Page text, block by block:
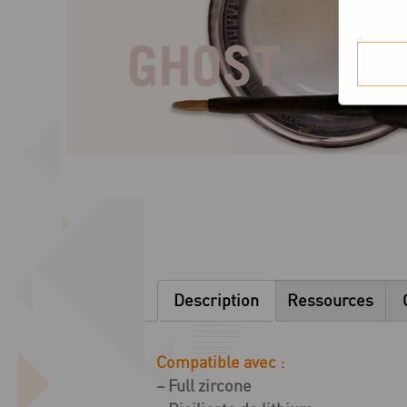
Description Ressources
Compatible avec :
– Full zircone